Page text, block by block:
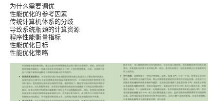
为什么需要调优
性能优化的参考因素
传统计算机体系的分歧
导致系统瓶颈的计算资源
程序性能衡量指标
性能优化目标
性能优化策略